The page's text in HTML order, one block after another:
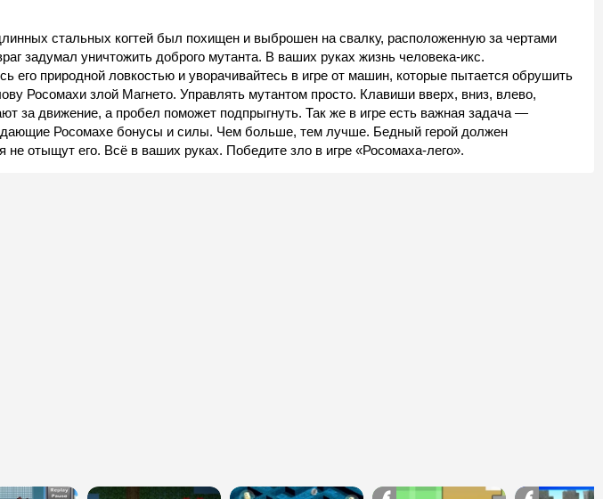
стальных когтей был похищен и выброшен на свалку, расположенную за чертами
задумал уничтожить доброго мутанта. В ваших руках жизнь человека-икс.
его природной ловкостью и уворачивайтесь в игре от машин, которые пытается обрушить
Росомахи злой Магнето. Управлять мутантом просто. Клавиши вверх, вниз, влево,
за движение, а пробел поможет подпрыгнуть. Так же в игре есть важная задача —
Росомахе бонусы и силы. Чем больше, тем лучше. Бедный герой должен
не отыщут его. Всё в ваших руках. Победите зло в игре «Росомаха-лего».